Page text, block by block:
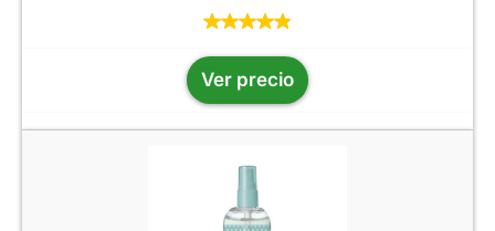
Ver precio